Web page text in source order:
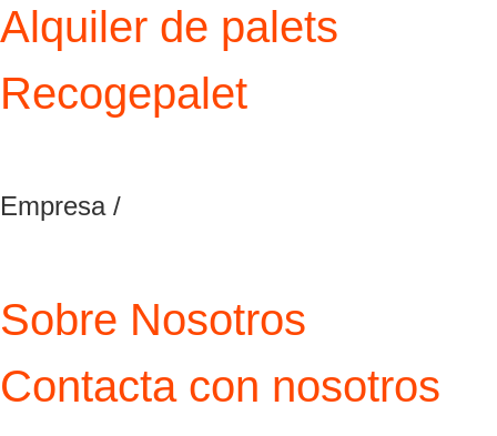
Alquiler de palets
Recogepalet
Empresa /
Sobre Nosotros
Contacta con nosotros